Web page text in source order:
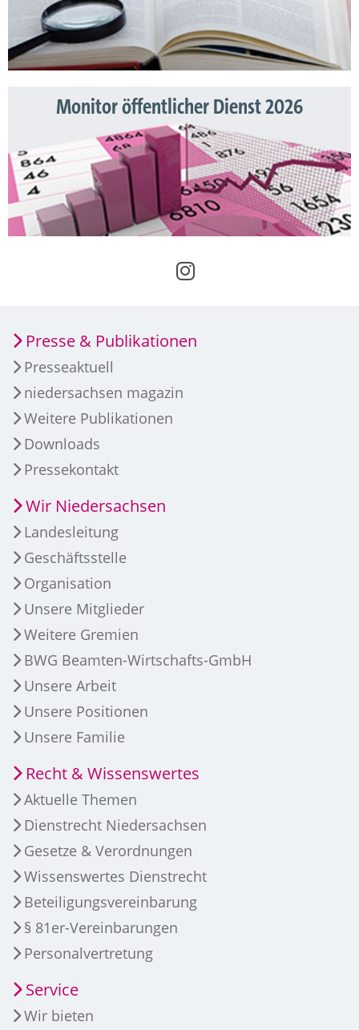
Monitor öffentlicher Dienst 2026
Presse & Publikationen
Presseaktuell
niedersachsen magazin
Weitere Publikationen
Downloads
Pressekontakt
Wir Niedersachsen
Landesleitung
Geschäftsstelle
Organisation
Unsere Mitglieder
Weitere Gremien
BWG Beamten-Wirtschafts-GmbH
Unsere Arbeit
Unsere Positionen
Unsere Familie
Recht & Wissenswertes
Aktuelle Themen
Dienstrecht Niedersachsen
Gesetze & Verordnungen
Wissenswertes Dienstrecht
Beteiligungsvereinbarung
§ 81er-Vereinbarungen
Personalvertretung
Service
Wir bieten